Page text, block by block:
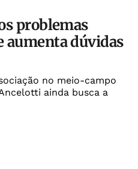
problemas
aumenta dúvidas
no meio-campo
ainda busca a